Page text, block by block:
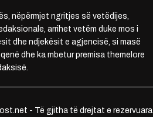
nëpërmjet ngritjes së vetëdijes,
arrihet vetëm duke mos i
dhe ndjekësit e agjencisë, si masë
dhe ka mbetur premisa themelore
- Të gjitha të drejtat e rezervuara.